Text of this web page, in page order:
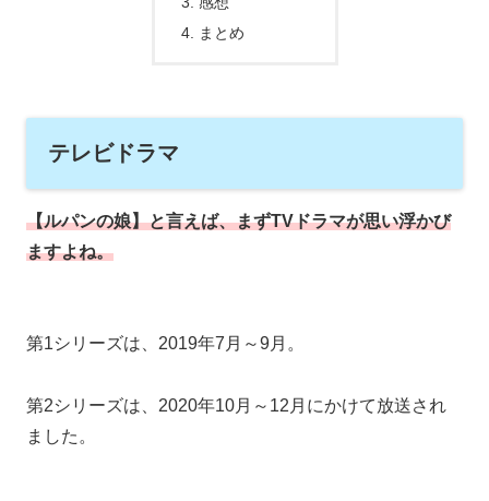
まとめ
テレビドラマ
【ルパンの娘】と言えば、まずTVドラマが思い浮かび
ますよね。
第1シリーズは、2019年7月～9月。
第2シリーズは、2020年10月～12月にかけて放送され
ました。